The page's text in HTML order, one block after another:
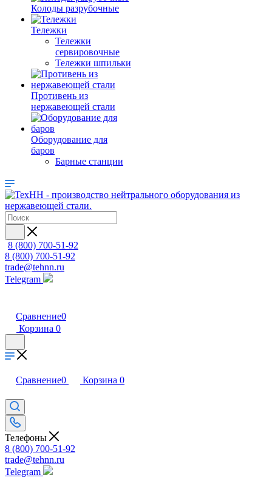
Колоды разрубочные
Тележки
Тележки
сервировочные
Тележки шпильки
Противень из
нержавеющей стали
Оборудование для
баров
Барные станции
8 (800) 700-51-92
8 (800) 700-51-92
trade@tehnn.ru
Telegram
Сравнение0
Корзина 0
Сравнение0 Корзина 0
Телефоны
8 (800) 700-51-92
trade@tehnn.ru
Telegram